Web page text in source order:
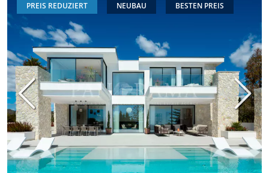
PREIS REDUZIERT NEUBAU BESTEN PREIS
Vorherige